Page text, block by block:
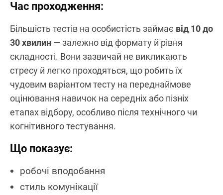
Час проходження:
Більшість тестів на особистість займає від 10 до
30 хвилин — залежно від формату й рівня
складності. Вони зазвичай не викликають
стресу й легко проходяться, що робить їх
чудовим варіантом тесту на переднаймове
оцінювання навичок на середніх або пізніх
етапах відбору, особливо після технічного чи
когнітивного тестування.
Що показує:
робочі вподобання
стиль комунікації